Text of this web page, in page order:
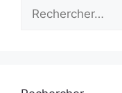
Rechercher :